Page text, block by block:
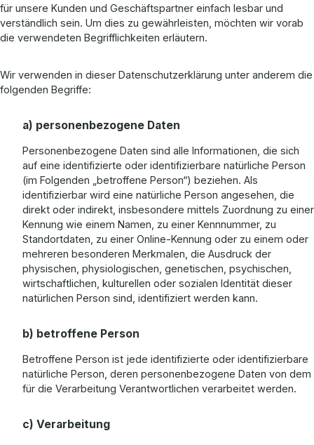
für unsere Kunden und Geschäftspartner einfach lesbar und
verständlich sein. Um dies zu gewährleisten, möchten wir vorab
die verwendeten Begrifflichkeiten erläutern.
Wir verwenden in dieser Datenschutzerklärung unter anderem die
folgenden Begriffe:
a) personenbezogene Daten
Personenbezogene Daten sind alle Informationen, die sich
auf eine identifizierte oder identifizierbare natürliche Person
(im Folgenden „betroffene Person“) beziehen. Als
identifizierbar wird eine natürliche Person angesehen, die
direkt oder indirekt, insbesondere mittels Zuordnung zu einer
Kennung wie einem Namen, zu einer Kennnummer, zu
Standortdaten, zu einer Online-Kennung oder zu einem oder
mehreren besonderen Merkmalen, die Ausdruck der
physischen, physiologischen, genetischen, psychischen,
wirtschaftlichen, kulturellen oder sozialen Identität dieser
natürlichen Person sind, identifiziert werden kann.
b) betroffene Person
Betroffene Person ist jede identifizierte oder identifizierbare
natürliche Person, deren personenbezogene Daten von dem
für die Verarbeitung Verantwortlichen verarbeitet werden.
c) Verarbeitung